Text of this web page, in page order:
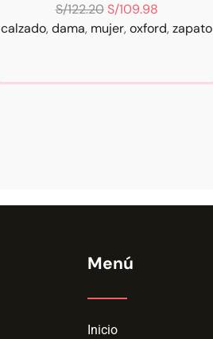
S/122.20 S/109.98
calzado,dama, mujer,oxford,zapato
Menú
Inicio